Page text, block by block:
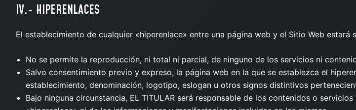
IV.- HIPERENLACES
El establecimiento de cualquier «hiperenlace» entre una página web y el Sitio Web estará
No se permite la reproducción, ni total ni parcial, de ninguno de los servicios ni
Salvo consentimiento previo y expreso, la página web en la que se establezca el
establecimiento, denominación, logotipo, eslogan u otros signos distintivos
Bajo ninguna circunstancia, EL TITULAR será responsable de los contenidos o